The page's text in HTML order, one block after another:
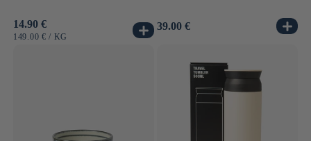
Prix
habituel
14.90 €
PRIX
149.00 € / PAR
KG
Prix
39.00 €